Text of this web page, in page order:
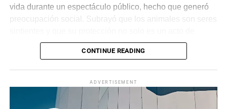
vida durante un espectáculo público, hecho que generó
preocupación social. Subrayó que los animales son seres
sensibilidad, sino una obligación constitucional, por lo
que llamó a las instituciones a ejercer sus facultades con
El acuerdo exhorta a dependencias como la Secretaría
de Desarrollo Sustentable, la Procuraduría de Protección
CONTINUE READING
ADVERTISEMENT